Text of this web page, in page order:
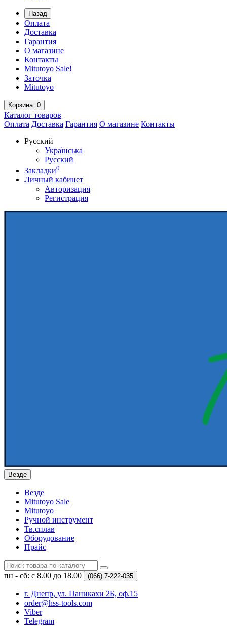
Назад
Оплата
Доставка
Гарантия
О магазине
Контакты
Mitutoyo Sale!
Заточка
Mitutoyo
Корзина: 0
Каталог товаров
Оплата Доставка Гарантия О магазине Контакты
Русский
Українська
Русский
Закладки0
Личный кабинет
Авторизация
Регистрация
Везде
Везде
Mitutoyo Sale
Mitutoyo
Ручной инструмент
Тв.сплав
Оборудование
Прайс
пн - сб: с 8.00 до 18.00 (066) 7-222-035
г. Днепр, ул. Паникахи 2Б, оф.15
order@hss-tools.com
Viber
Telegram